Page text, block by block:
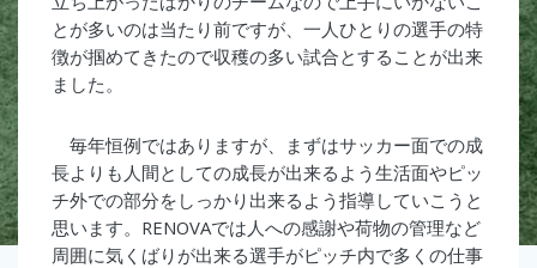
とが多いのは当たり前ですが、一人ひとりの選手の特
徴が掴めてきたので収穫の多い試合とすることが出来
ました。
毎年恒例ではありますが、まずはサッカー面での成
長よりも人間としての成長が出来るよう生活面やピッ
チ外での部分をしっかり出来るよう指導していこうと
思います。RENOVAでは人への感謝や荷物の管理など
周囲に気くばりが出来る選手がピッチ内で多くの仕事